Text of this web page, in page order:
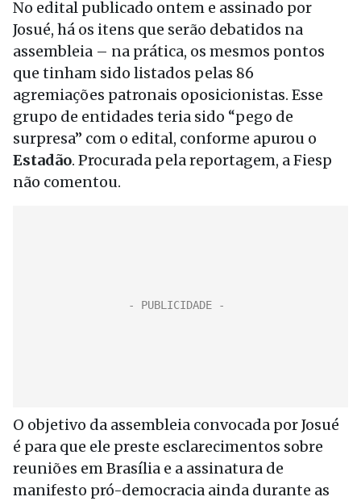
No edital publicado ontem e assinado por
Josué, há os itens que serão debatidos na
assembleia – na prática, os mesmos pontos
que tinham sido listados pelas 86
agremiações patronais oposicionistas. Esse
grupo de entidades teria sido “pego de
surpresa” com o edital, conforme apurou o
Estadão. Procurada pela reportagem, a Fiesp
não comentou.
O objetivo da assembleia convocada por Josué
é para que ele preste esclarecimentos sobre
reuniões em Brasília e a assinatura de
manifesto pró-democracia ainda durante as